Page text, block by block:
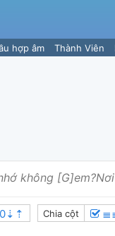
hợp âm Thành Viên
không
Chia cột